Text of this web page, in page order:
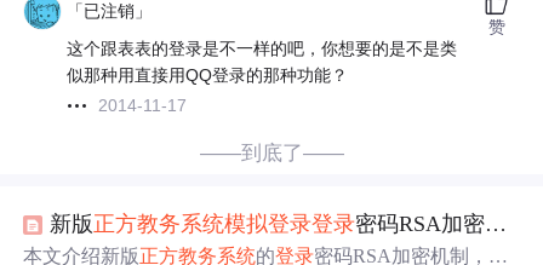
「已注销」
这个跟表表的登录是不一样的吧，你想要的是不是类
似那种用直接用QQ登录的那种功能？
2014-11-17
赞
——到底了——
新版正方教务系统模拟登录登录密码RSA加密破解
本文介绍新版正方教务系统的登录密码RSA加密机制，详